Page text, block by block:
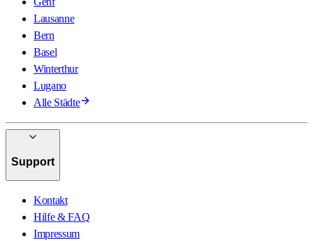
Lausanne
Bern
Basel
Winterthur
Lugano
Alle Städte
Support
Kontakt
Hilfe & FAQ
Impressum